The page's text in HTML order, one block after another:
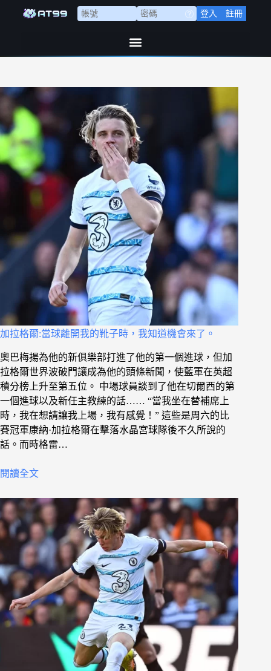
登入 註冊
加拉格爾:當球離開我的靴子時，我知道機會來了。
奧巴梅揚為他的新俱樂部打進了他的第一個進球，但加
拉格爾世界波破門讓成為他的頭條新聞，使藍軍在英超
積分榜上升至第五位。 中場球員談到了他在切爾西的第
一個進球以及新任主教練的話…… “當我坐在替補席上
時，我在想請讓我上場，我有感覺！” 這些是周六的比
賽冠軍康納·加拉格爾在擊落水晶宮球隊後不久所說的
話。而時格雷…
閱讀全文